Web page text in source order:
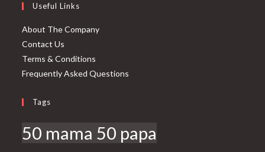
tab
new
tab
Useful Links
About The Company
Contact Us
Terms & Conditions
Frequently Asked Questions
Tags
50 mama 50 papa